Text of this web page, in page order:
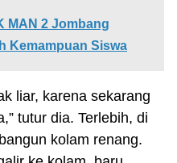
MAN 2 Jombang
Kemampuan Siswa
liar, karena sekarang
tutur dia. Terlebih, di
kolam renang.